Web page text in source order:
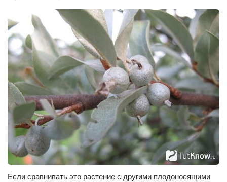
Если сравнивать это растение с другими плодоносящими